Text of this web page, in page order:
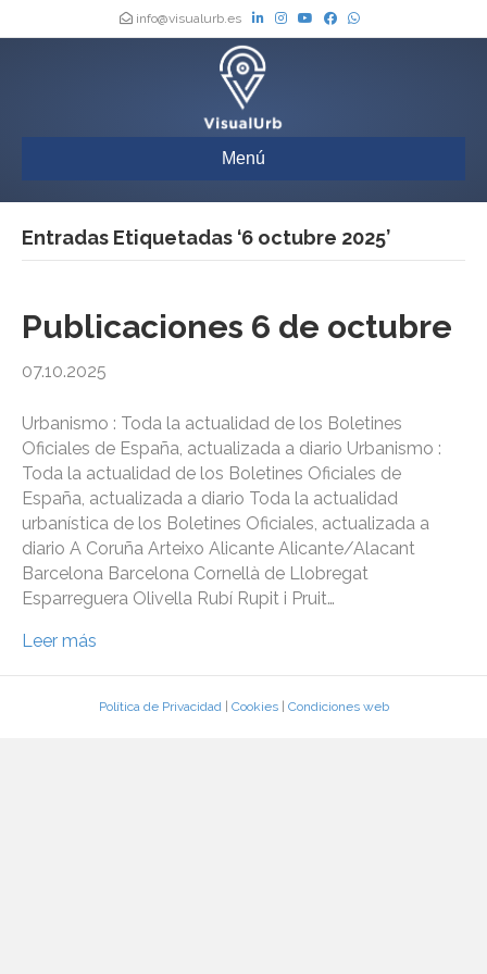
info@visualurb.es
Menú
Entradas Etiquetadas ‘6 octubre 2025’
Publicaciones 6 de octubre
07.10.2025
Urbanismo : Toda la actualidad de los Boletines
Oficiales de España, actualizada a diario Urbanismo :
Toda la actualidad de los Boletines Oficiales de
España, actualizada a diario Toda la actualidad
urbanística de los Boletines Oficiales, actualizada a
diario A Coruña Arteixo Alicante Alicante/Alacant
Barcelona Barcelona Cornellà de Llobregat
Esparreguera Olivella Rubí Rupit i Pruit…
Leer más
Política de Privacidad| Cookies| Condiciones web